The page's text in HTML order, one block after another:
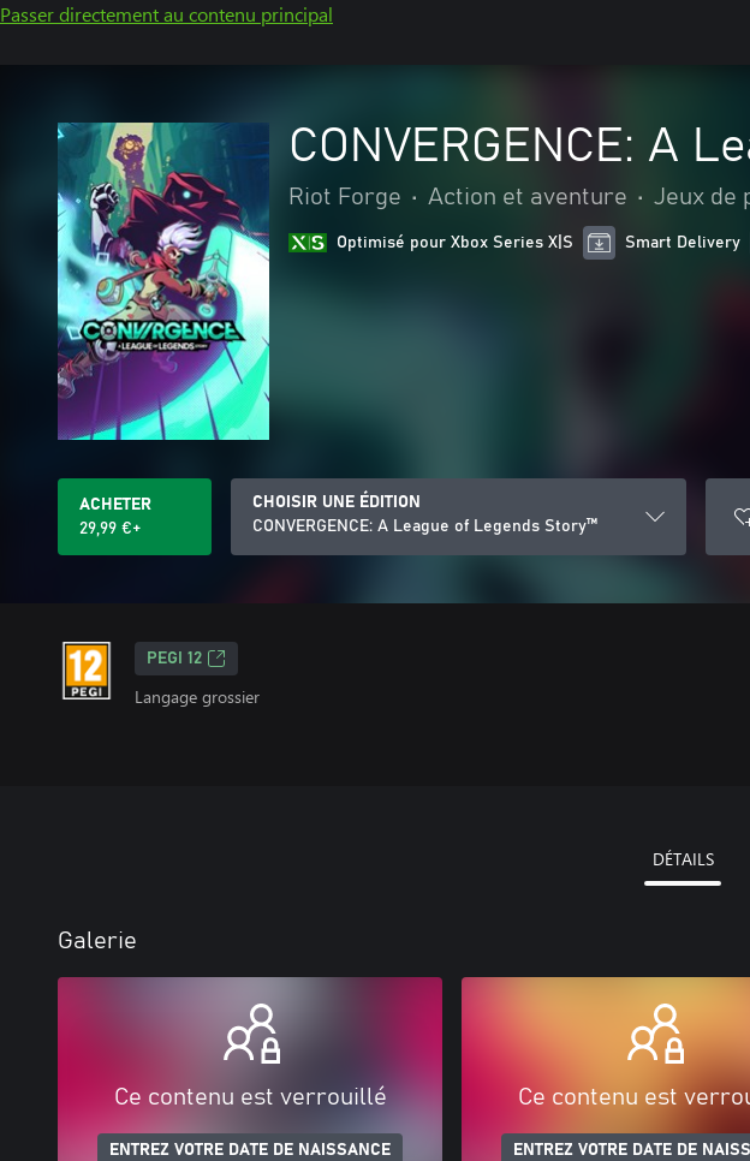
Passer directement au contenu principal
CONVERGENCE: A
Riot Forge • Action et aventure • Jeux de
Optimisé pour Xbox Series X|S Smart Delivery
ACHETER
29,99 €+
CHOISIR UNE ÉDITION
CONVERGENCE: A League of Legends Story™
PEGI 12
Langage grossier
DÉTAILS
Galerie
Ce contenu est verrouillé
ENTREZ VOTRE DATE DE NAISSANCE
Ce contenu est
ENTREZ VOTRE DATE DE